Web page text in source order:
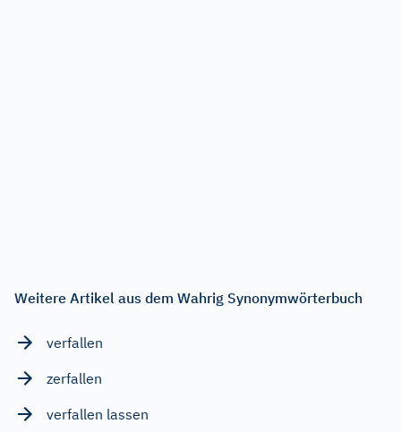
Weitere Artikel aus dem Wahrig Synonymwörterbuch
verfallen
zerfallen
verfallen lassen